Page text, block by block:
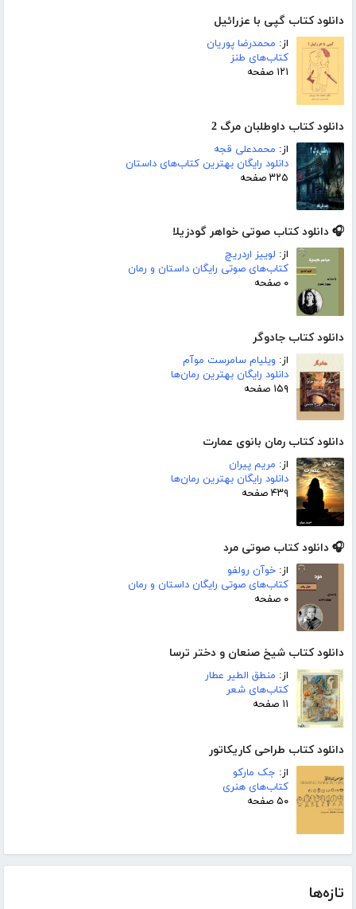
دانلود کتاب گپی با عزرائیل
از: محمدرضا پوریان
کتاب‌های طنز
۱۲۱ صفحه
دانلود کتاب داوطلبان مرگ 2
از: محمدعلی قجه
دانلود رایگان بهترین کتاب‌های داستان
۳۲۵ صفحه
🎧 دانلود کتاب صوتی خواهر گودزیلا
از: لوییز اردریچ
کتاب‌های صوتی رایگان داستان و رمان
۰ صفحه
دانلود کتاب جادوگر
از: ویلیام سامرست موآم
دانلود رایگان بهترین رمان‌ها
۱۵۹ صفحه
دانلود کتاب رمان بانوی عمارت
از: مریم پیران
دانلود رایگان بهترین رمان‌ها
۴۳۹ صفحه
🎧 دانلود کتاب صوتی مرد
از: خوآن رولفو
کتاب‌های صوتی رایگان داستان و رمان
۰ صفحه
دانلود کتاب شیخ صنعان و دختر ترسا
از: منطق الطیر عطار
کتاب‌های شعر
۱۱ صفحه
دانلود کتاب طراحی کاریکاتور
از: جک مارکو
کتاب‌های هنری
۵۰ صفحه
تازه‌ها